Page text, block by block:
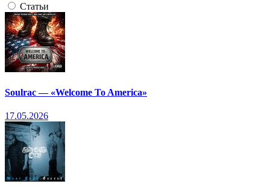
Статьи
Soulrac — «Welcome To America»
17.05.2026